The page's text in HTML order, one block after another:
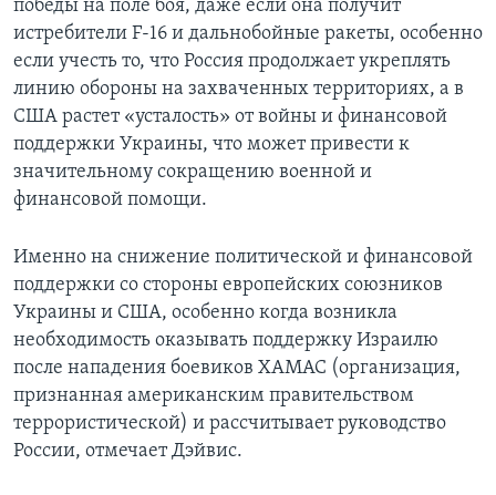
победы на поле боя, даже если она получит
истребители F-16 и дальнобойные ракеты, особенно
если учесть то, что Россия продолжает укреплять
линию обороны на захваченных территориях, а в
США растет «усталость» от войны и финансовой
поддержки Украины, что может привести к
значительному сокращению военной и
финансовой помощи.
Именно на снижение политической и финансовой
поддержки со стороны европейских союзников
Украины и США, особенно когда возникла
необходимость оказывать поддержку Израилю
после нападения боевиков ХАМАС (организация,
признанная американским правительством
террористической) и рассчитывает руководство
России, отмечает Дэйвис.